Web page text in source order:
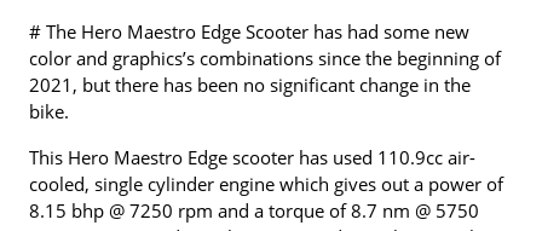
# The Hero Maestro Edge Scooter has had some new
color and graphics’s combinations since the beginning of
2021, but there has been no significant change in the
bike.
This Hero Maestro Edge scooter has used 110.9cc air-
cooled, single cylinder engine which gives out a power of
8.15 bhp @ 7250 rpm and a torque of 8.7 nm @ 5750